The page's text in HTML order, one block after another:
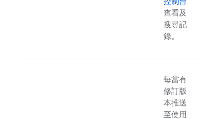
查看及
搜尋記
錄。
每當有
修訂版
本推送
至使用